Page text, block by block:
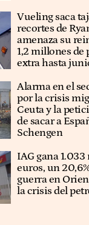
Vueling saca
recortes de
amenaza su
1,2 millones de
extra hasta
Alarma en el
por la crisis
Ceuta y la
de sacar a
Schengen
IAG gana
euros, un
guerra en
la crisis del